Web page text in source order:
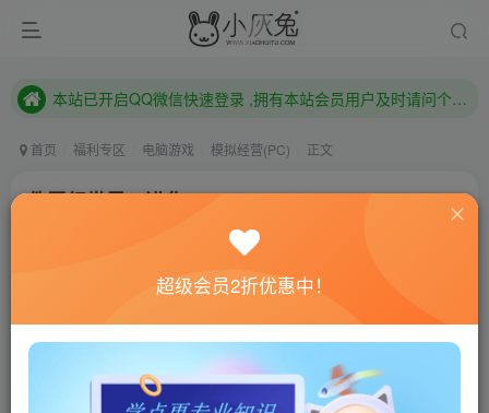
本站已开启QQ微信快速登录 ,拥有本站会员用户及时请问个人中心绑定！
本站已开启QQ微信快速登录 ,拥有本站会员用户及时请问个人中心绑定！
首页 福利专区 电脑游戏 模拟经营(PC) 正文
侏罗纪世界：进化 2/Jurassic World Evolution 2
联网教程： 内附教程
单机教程： 内附教程
不懂的话联系客服！！！
本站的资源转载自国内外各大媒体和网络，仅供试玩体
超级会员2折优惠中！